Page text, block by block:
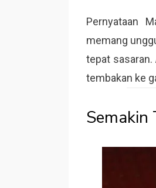
Pernyataan
memang
tepat sasaran.
tembakan ke
Semakin